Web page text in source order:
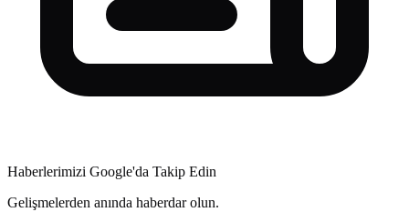
Haberlerimizi Google'da Takip Edin
Gelişmelerden anında haberdar olun.